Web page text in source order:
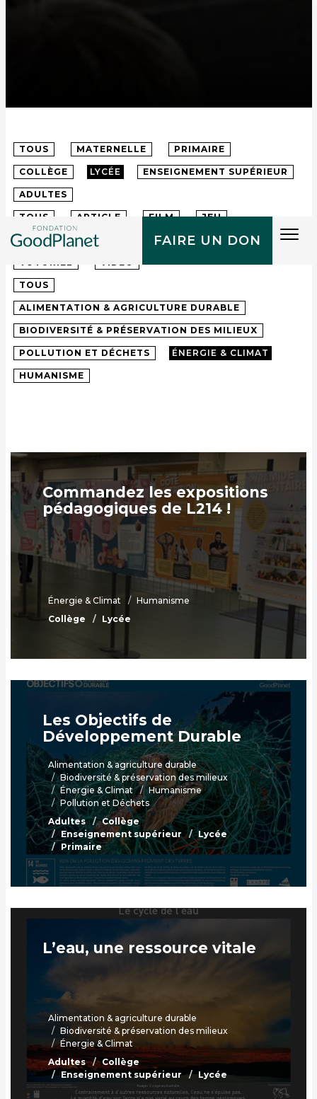
FAIRE UN DON
TOUS MATERNELLE PRIMAIRE
COLLÈGE LYCÉE ENSEIGNEMENT SUPÉRIEUR
ADULTES
TOUS ARTICLE FILM JEU
MALLETTE PÉDAGOGIQUE POSTER RECETTE
TOUS
ALIMENTATION & AGRICULTURE DURABLE
BIODIVERSITÉ & PRÉSERVATION DES MILIEUX
POLLUTION ET DÉCHETS ÉNERGIE & CLIMAT
HUMANISME
Commandez les expositions
pédagogiques de L214 !
Énergie & Climat
Humanisme
Collège
Lycée
Les Objectifs de
Développement Durable
Alimentation & agriculture durable
Biodiversité & préservation des milieux
Énergie & Climat
Humanisme
Pollution et Déchets
Adultes
Collège
Enseignement supérieur
Lycée
Primaire
L’eau, une ressource vitale
Alimentation & agriculture durable
Biodiversité & préservation des milieux
Énergie & Climat
Adultes
Collège
Enseignement supérieur
Lycée